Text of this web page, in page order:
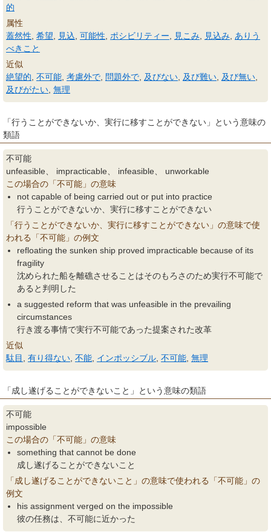
的
属性
蓋然性 希望 見込 可能性 ポシビリティー 見こみ 見込み
ありう
べきこと
近似
絶望的 不可能 考慮外で 問題外で 及びない 及び難い 及び無い
及びがたい 無理
「行うことができないか、実行に移すことができない」という意味の
類語
不可能
unfeasible、 impracticable、 infeasible、 unworkable
この場合の「不可能」の意味
not capable of being carried out or put into practice
行うことができないか、実行に移すことができない
「行うことができないか、実行に移すことができない」の意味で使
われる「不可能」の例文
refloating the sunken ship proved impracticable because of its
fragility
沈められた船を離礁させることはそのもろさのため実行不可能で
あると判明した
a suggested reform that was unfeasible in the prevailing
circumstances
行き渡る事情で実行不可能であった提案された改革
近似
駄目
有り得ない 不能 インポッシブル 不可能 無理
「成し遂げることができないこと」という意味の類語
不可能
impossible
この場合の「不可能」の意味
something that cannot be done
成し遂げることができないこと
「成し遂げることができないこと」の意味で使われる「不可能」の
例文
his assignment verged on the impossible
彼の任務は、不可能に近かった